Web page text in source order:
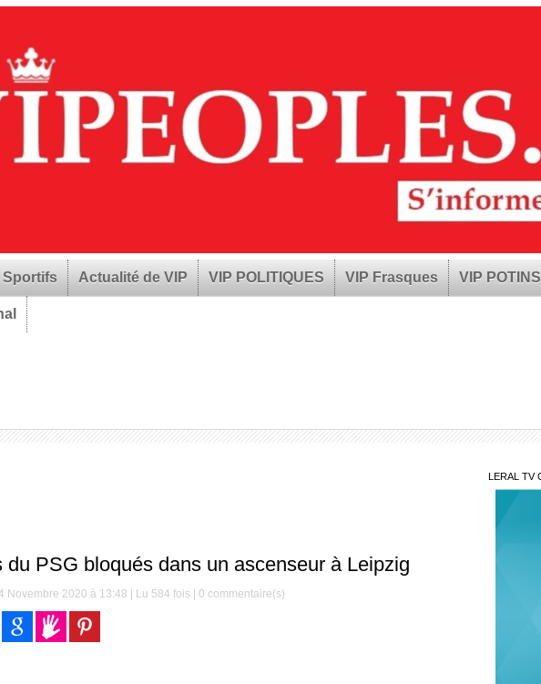
Sportifs Actualité de VIP VIP POLITIQUES VIP Frasques VIP POTINS
du PSG bloqués dans un ascenseur à Leipzig
Novembre 2020 à 13:48 | Lu 584 fois | 0 commentaire(s)
LERAL TV